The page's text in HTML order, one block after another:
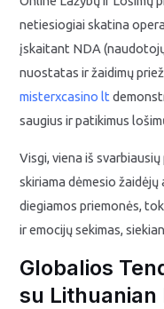
netiesiogiai skatina
įskaitant NDA
nuostatas ir žaidimų
misterxcasino lt
saugius ir patikimus
Visgi, viena iš
skiriama dėmesio
diegiamos priemonės,
ir emocijų sekimas,
Globalios
su